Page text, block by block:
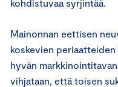
kohdistuvaa syrjintää.
Mainonnan eettisen
koskevien periaatteiden
hyvän
vihjataan, että toisen